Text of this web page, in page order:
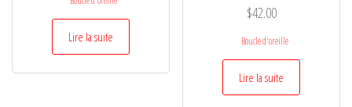
Lire la suite
$42.00
Boucle d'oreille
Lire la suite